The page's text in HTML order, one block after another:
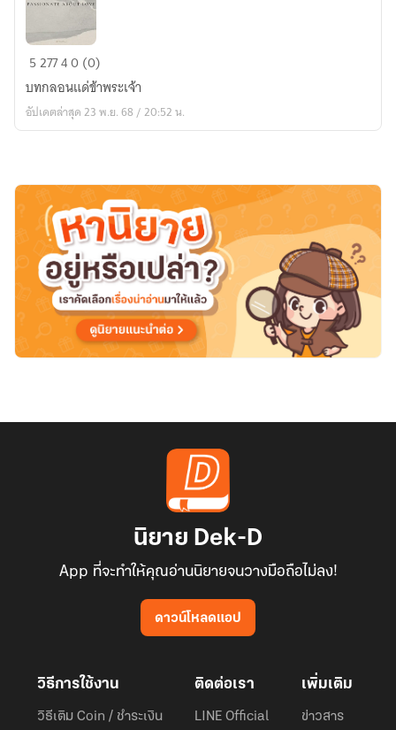
"Poem
myself"
กลอน
พระเจ้า
527740 (0)
บทกลอนแด่ข้าพระเจ้า
อัปเดตล่าสุด 23 พ.ย. 68 / 20:52 น.
นิยาย Dek-D
App ที่จะทำให้คุณอ่านนิยายจนวางมือถือไม่ลง!
ดาวน์โหลดแอป
วิธีการใช้งาน
วิธีเติม Coin / ชำระเงิน
ติดต่อเรา
LINE Official
เพิ่มเติม
ข่าวสาร